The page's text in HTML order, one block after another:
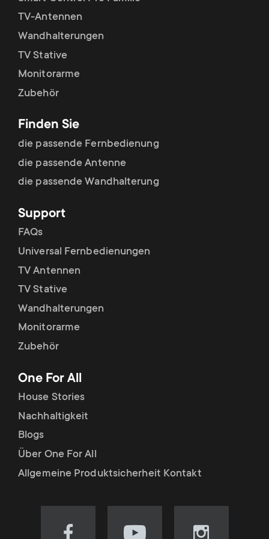
t
s
m
e
n
u
p
o
r
t
m
e
n
u
TV-Antennen
Wandhalterungen
TV Stative
Monitorarme
Zubehör
Finden Sie
die passende Fernbedienung
die passende Antenne
die passende Wandhalterung
Support
FAQs
Universal Fernbedienungen
TV Antennen
TV Stative
Wandhalterungen
Monitorarme
Zubehör
One For All
House Stories
Nachhaltigkeit
Blogs
Über One For All
Allgemeine Produktsicherheit Kontakt